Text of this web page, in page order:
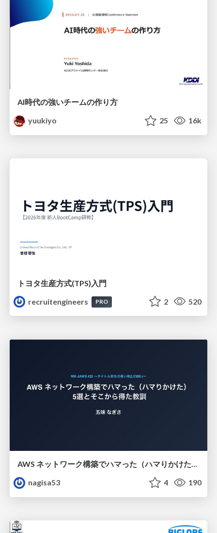
AI時代の強いチームの作り方
yuukiyo
25 16k
トヨタ⽣産⽅式(TPS)⼊⾨
recruitengineers
PRO 2 520
AWS ネットワーク構築でハマった（ハマりかけた） 5選とそこから得た教訓
nagisa53
4 190